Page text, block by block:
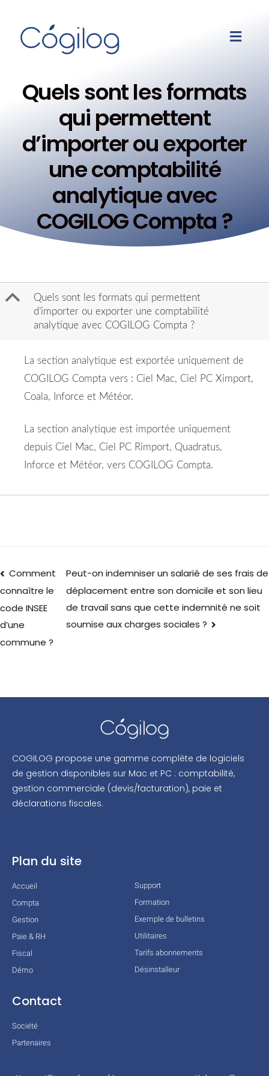
Quels sont les formats
qui permettent
d’importer ou exporter
une comptabilité
analytique avec
COGILOG Compta ?
B
Quels sont les formats qui permettent
d’importer ou exporter une comptabilité
analytique avec COGILOG Compta ?
La section analytique est exportée uniquement de
COGILOG Compta vers : Ciel Mac, Ciel PC Ximport,
Coala, Inforce et Météor.
La section analytique est importée uniquement
depuis Ciel Mac, Ciel PC Rimport, Quadratus,
Inforce et Météor, vers COGILOG Compta.
Comment
connaître le
code INSEE
d’une
commune ?
Peut-on indemniser un salarié de ses frais de
déplacement entre son domicile et son lieu
de travail sans que cette indemnité ne soit
soumise aux charges sociales ?
COGILOG propose une gamme complète de logiciels
de gestion disponibles sur Mac et PC : comptabilité,
gestion commerciale (devis/facturation), paie et
déclarations fiscales.
Plan du site
Accueil
Compta
Gestion
Paie & RH
Fiscal
Démo
Support
Formation
Exemple de bulletins
Utilitaires
Tarifs abonnements
Désinstalleur
Contact
Société
Partenaires